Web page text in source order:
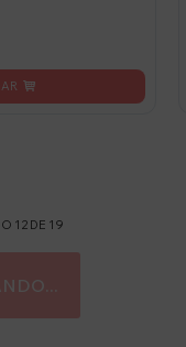
12 DE 19